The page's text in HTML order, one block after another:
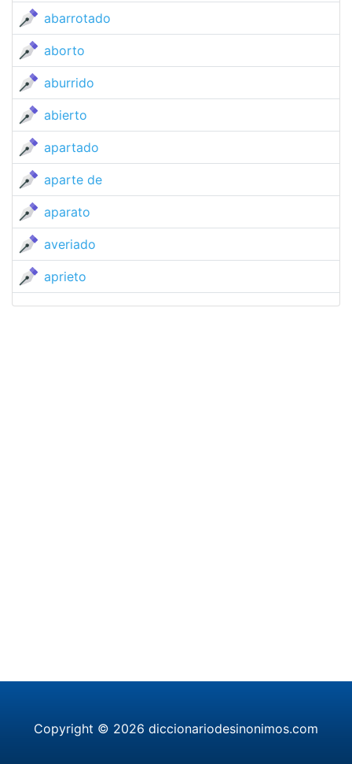
abarrotado
aborto
aburrido
abierto
apartado
aparte de
aparato
averiado
aprieto
Copyright © 2026 diccionariodesinonimos.com